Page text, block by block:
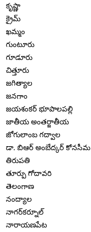
కృష్ణా
క్రైమ్
ఖమ్మం
గుంటూరు
గూడూరు
చిత్తూరు
జగిత్యాల
జనగాం
జయశంకర్ భూపాలపల్లి
జాతీయ అంతర్జాతీయ
జోగులాంబ గద్వాల
డా. బిఆర్ అంబేద్కర్ కోనసీమ
తిరుపతి
తూర్పు గోదావరి
తెలంగాణ
నంద్యాల
నాగర్‌కర్నూల్
నారాయణపేట